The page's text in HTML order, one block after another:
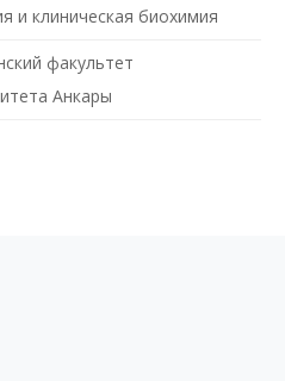
и клиническая биохимия
факультет
Анкары